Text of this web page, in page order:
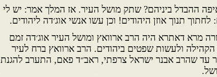
ההבדל ביניהם? שתק מושל העיר. אז המלך אמר: יש לי
תנוך אוזן היהודים! וכן עשו אנשי אוג׳דה ליהודים.
דאתרא היה הרב ארוואץ ומושל העיר אוג׳דה זמם
ולעשות שפטים ביהודים. הרב ארוואץ ברח לעיר
עד שהרב אבנר ישראל צרפתי, ראב״ד פאם, התערב להגנת